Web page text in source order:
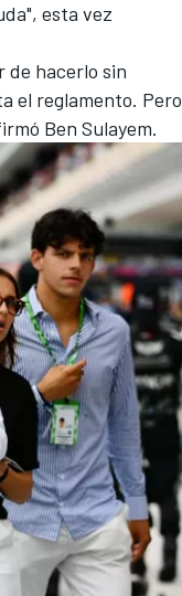
esta vez
de hacerlo sin
el reglamento. Pero
Ben Sulayem.